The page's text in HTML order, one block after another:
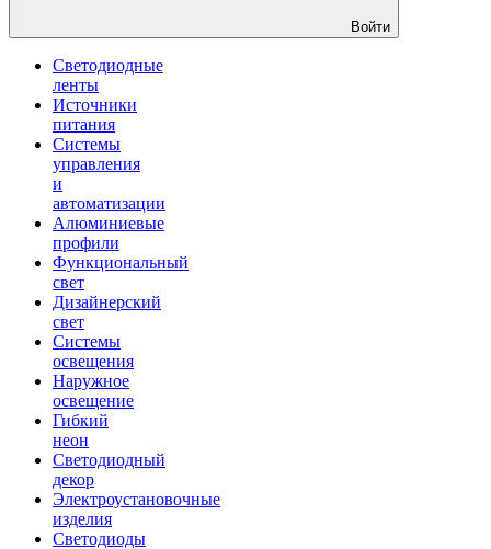
Войти
Светодиодные
ленты
Источники
питания
Системы
управления
и
автоматизации
Алюминиевые
профили
Функциональный
свет
Дизайнерский
свет
Системы
освещения
Наружное
освещение
Гибкий
неон
Светодиодный
декор
Электроустановочные
изделия
Светодиоды